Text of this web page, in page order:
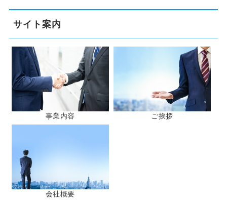
サイト案内
事業内容 ご挨拶
会社概要